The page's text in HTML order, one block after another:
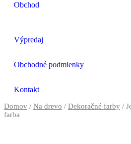
Obchod
Výpredaj
Obchodné podmienky
Kontakt
Domov / Na drevo / Dekoračné farby /
farba